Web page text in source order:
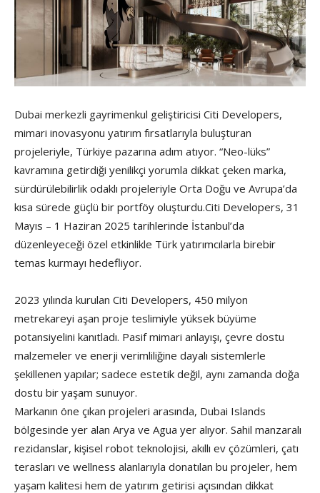
Dubai merkezli gayrimenkul geliştiricisi Citi Developers,
mimari inovasyonu yatırım fırsatlarıyla buluşturan
projeleriyle, Türkiye pazarına adım atıyor. “Neo-lüks”
kavramına getirdiği yenilikçi yorumla dikkat çeken marka,
sürdürülebilirlik odaklı projeleriyle Orta Doğu ve Avrupa’da
kısa sürede güçlü bir portföy oluşturdu.Citi Developers, 31
Mayıs – 1 Haziran 2025 tarihlerinde İstanbul’da
düzenleyeceği özel etkinlikle Türk yatırımcılarla birebir
temas kurmayı hedefliyor.
2023 yılında kurulan Citi Developers, 450 milyon
metrekareyi aşan proje teslimiyle yüksek büyüme
potansiyelini kanıtladı. Pasif mimari anlayışı, çevre dostu
malzemeler ve enerji verimliliğine dayalı sistemlerle
şekillenen yapılar; sadece estetik değil, aynı zamanda doğa
dostu bir yaşam sunuyor.
Markanın öne çıkan projeleri arasında, Dubai Islands
bölgesinde yer alan Arya ve Agua yer alıyor. Sahil manzaralı
rezidanslar, kişisel robot teknolojisi, akıllı ev çözümleri, çatı
terasları ve wellness alanlarıyla donatılan bu projeler, hem
yaşam kalitesi hem de yatırım getirisi açısından dikkat